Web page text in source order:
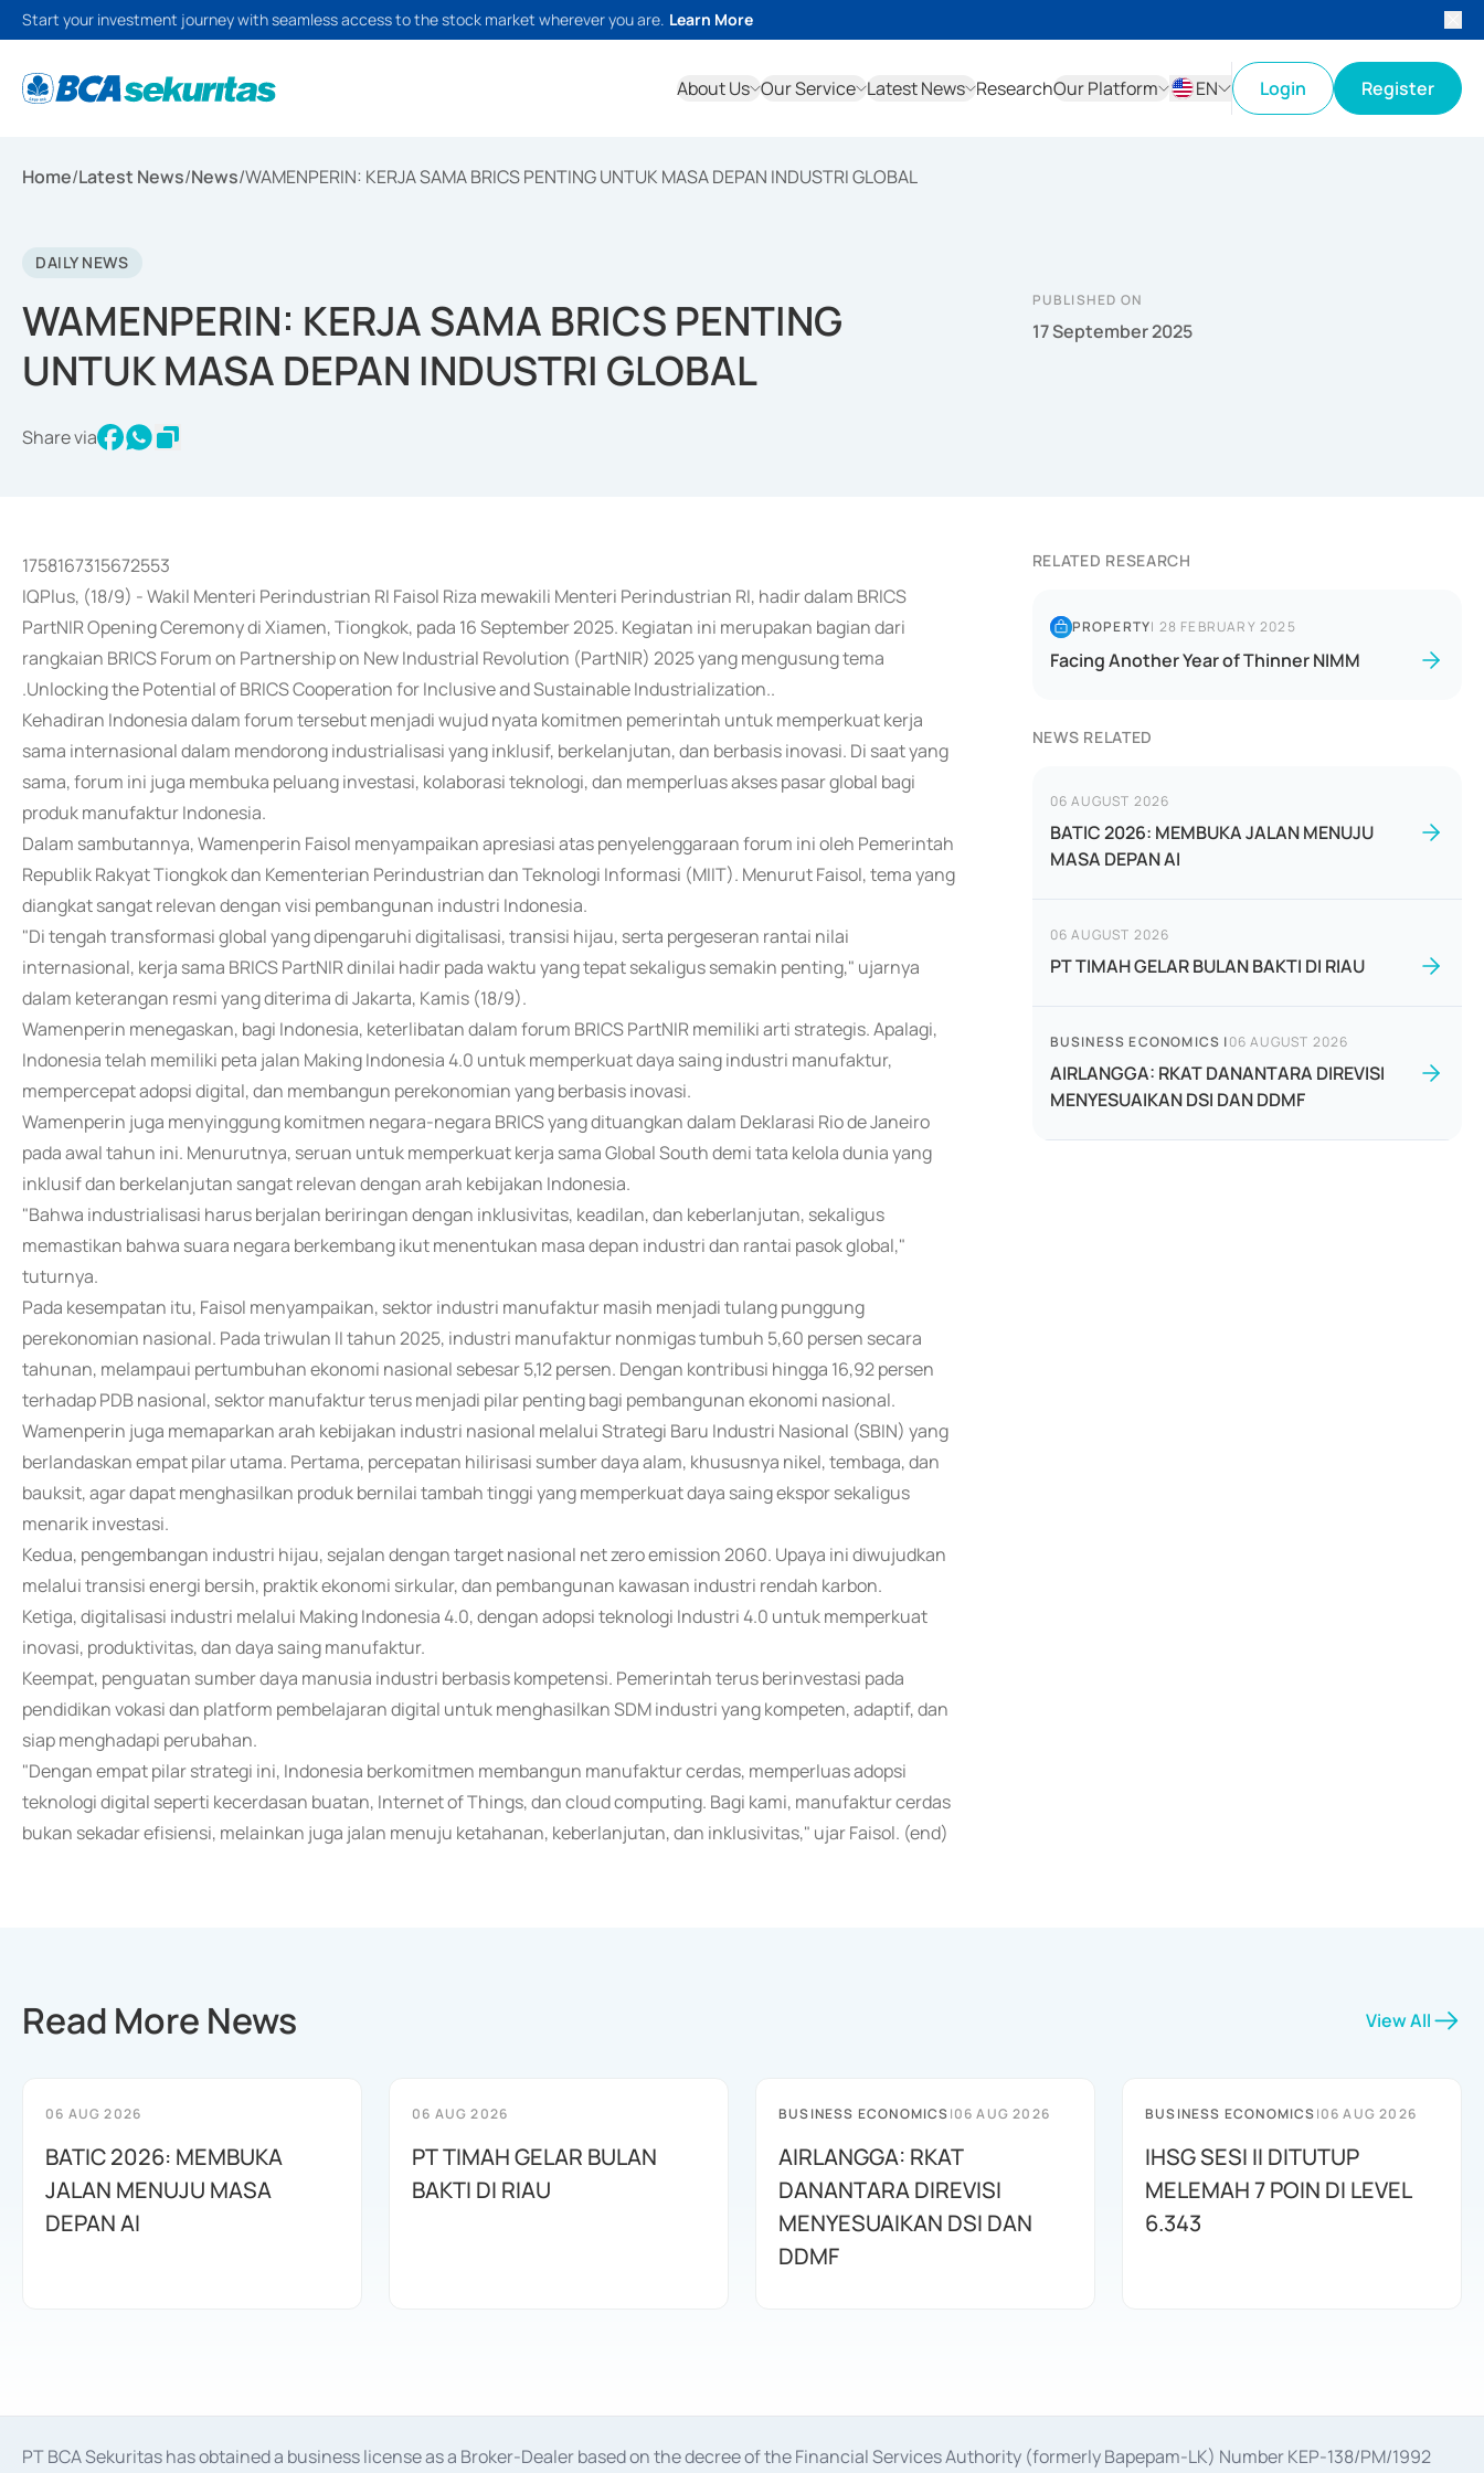
Start your investment journey with seamless access to the stock market wherever you are. Learn More
About Us Our Service Latest News ResearchOur Platform
EN
Login Register
Home/Latest News/News/WAMENPERIN: KERJA SAMA BRICS PENTING UNTUK MASA DEPAN INDUSTRI GLOBAL
DAILY NEWS
WAMENPERIN: KERJA SAMA BRICS PENTING
UNTUK MASA DEPAN INDUSTRI GLOBAL
Share via
PUBLISHED ON
17 September 2025
1758167315672553
IQPlus, (18/9) - Wakil Menteri Perindustrian RI Faisol Riza mewakili Menteri Perindustrian RI, hadir dalam BRICS
PartNIR Opening Ceremony di Xiamen, Tiongkok, pada 16 September 2025. Kegiatan ini merupakan bagian dari
rangkaian BRICS Forum on Partnership on New Industrial Revolution (PartNIR) 2025 yang mengusung tema
.Unlocking the Potential of BRICS Cooperation for Inclusive and Sustainable Industrialization..
Kehadiran Indonesia dalam forum tersebut menjadi wujud nyata komitmen pemerintah untuk memperkuat kerja
sama internasional dalam mendorong industrialisasi yang inklusif, berkelanjutan, dan berbasis inovasi. Di saat yang
sama, forum ini juga membuka peluang investasi, kolaborasi teknologi, dan memperluas akses pasar global bagi
produk manufaktur Indonesia.
Dalam sambutannya, Wamenperin Faisol menyampaikan apresiasi atas penyelenggaraan forum ini oleh Pemerintah
Republik Rakyat Tiongkok dan Kementerian Perindustrian dan Teknologi Informasi (MIIT). Menurut Faisol, tema yang
diangkat sangat relevan dengan visi pembangunan industri Indonesia.
"Di tengah transformasi global yang dipengaruhi digitalisasi, transisi hijau, serta pergeseran rantai nilai
internasional, kerja sama BRICS PartNIR dinilai hadir pada waktu yang tepat sekaligus semakin penting," ujarnya
dalam keterangan resmi yang diterima di Jakarta, Kamis (18/9).
Wamenperin menegaskan, bagi Indonesia, keterlibatan dalam forum BRICS PartNIR memiliki arti strategis. Apalagi,
Indonesia telah memiliki peta jalan Making Indonesia 4.0 untuk memperkuat daya saing industri manufaktur,
mempercepat adopsi digital, dan membangun perekonomian yang berbasis inovasi.
Wamenperin juga menyinggung komitmen negara-negara BRICS yang dituangkan dalam Deklarasi Rio de Janeiro
pada awal tahun ini. Menurutnya, seruan untuk memperkuat kerja sama Global South demi tata kelola dunia yang
inklusif dan berkelanjutan sangat relevan dengan arah kebijakan Indonesia.
"Bahwa industrialisasi harus berjalan beriringan dengan inklusivitas, keadilan, dan keberlanjutan, sekaligus
memastikan bahwa suara negara berkembang ikut menentukan masa depan industri dan rantai pasok global,"
tuturnya.
Pada kesempatan itu, Faisol menyampaikan, sektor industri manufaktur masih menjadi tulang punggung
perekonomian nasional. Pada triwulan II tahun 2025, industri manufaktur nonmigas tumbuh 5,60 persen secara
tahunan, melampaui pertumbuhan ekonomi nasional sebesar 5,12 persen. Dengan kontribusi hingga 16,92 persen
terhadap PDB nasional, sektor manufaktur terus menjadi pilar penting bagi pembangunan ekonomi nasional.
Wamenperin juga memaparkan arah kebijakan industri nasional melalui Strategi Baru Industri Nasional (SBIN) yang
berlandaskan empat pilar utama. Pertama, percepatan hilirisasi sumber daya alam, khususnya nikel, tembaga, dan
bauksit, agar dapat menghasilkan produk bernilai tambah tinggi yang memperkuat daya saing ekspor sekaligus
menarik investasi.
Kedua, pengembangan industri hijau, sejalan dengan target nasional net zero emission 2060. Upaya ini diwujudkan
melalui transisi energi bersih, praktik ekonomi sirkular, dan pembangunan kawasan industri rendah karbon.
Ketiga, digitalisasi industri melalui Making Indonesia 4.0, dengan adopsi teknologi Industri 4.0 untuk memperkuat
inovasi, produktivitas, dan daya saing manufaktur.
Keempat, penguatan sumber daya manusia industri berbasis kompetensi. Pemerintah terus berinvestasi pada
pendidikan vokasi dan platform pembelajaran digital untuk menghasilkan SDM industri yang kompeten, adaptif, dan
siap menghadapi perubahan.
"Dengan empat pilar strategi ini, Indonesia berkomitmen membangun manufaktur cerdas, memperluas adopsi
teknologi digital seperti kecerdasan buatan, Internet of Things, dan cloud computing. Bagi kami, manufaktur cerdas
bukan sekadar efisiensi, melainkan juga jalan menuju ketahanan, keberlanjutan, dan inklusivitas," ujar Faisol. (end)
RELATED RESEARCH
PROPERTY| 28 FEBRUARY 2025
Facing Another Year of Thinner NIMM
NEWS RELATED
06 AUGUST 2026
BATIC 2026: MEMBUKA JALAN MENUJU
MASA DEPAN AI
06 AUGUST 2026
PT TIMAH GELAR BULAN BAKTI DI RIAU
BUSINESS ECONOMICS |06 AUGUST 2026
AIRLANGGA: RKAT DANANTARA DIREVISI
MENYESUAIKAN DSI DAN DDMF
Read More News View All
06 AUG 2026
BATIC 2026: MEMBUKA
JALAN MENUJU MASA
DEPAN AI
06 AUG 2026
PT TIMAH GELAR BULAN
BAKTI DI RIAU
BUSINESS ECONOMICS|06 AUG 2026
AIRLANGGA: RKAT
DANANTARA DIREVISI
MENYESUAIKAN DSI DAN
DDMF
BUSINESS ECONOMICS|06 AUG 2026
IHSG SESI II DITUTUP
MELEMAH 7 POIN DI LEVEL
6.343
PT BCA Sekuritas has obtained a business license as a Broker-Dealer based on the decree of the Financial Services Authority (formerly Bapepam-LK) Number KEP-138/PM/1992